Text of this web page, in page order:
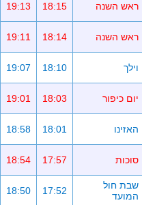
ראש השנה 18:15
19:13
ראש השנה 18:14
19:11
וילך 18:10
19:07
יום כיפור 18:03
19:01
האזינו 18:01
18:58
סוכות 17:57
18:54
שבת חול
המועד
17:52
18:50